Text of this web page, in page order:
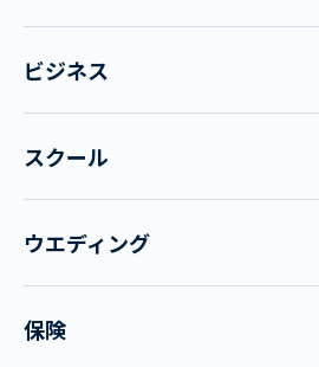
ビジネス
スクール
ウエディング
保険